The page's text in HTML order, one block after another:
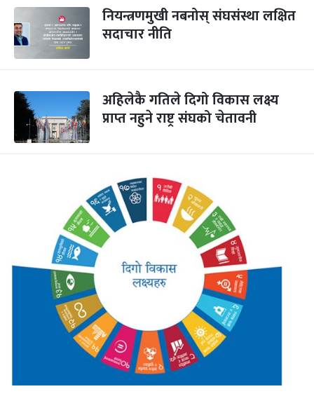
नियन्त्रणमुखी नबनोस् संघसंस्था लक्षित
सदाचार नीति
अहिलेकै गतिले दिगो विकास लक्ष्य
प्राप्त नहुने राष्ट्र संघको चेतावनी